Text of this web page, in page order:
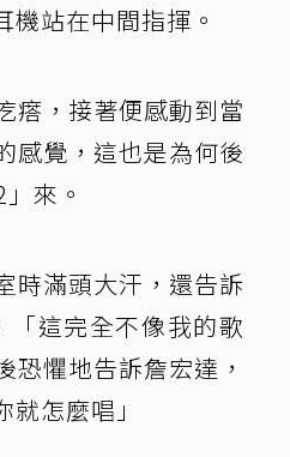
站在中間指揮。
瘩，接著便感動到當
感覺，這也是為何後
來。
時滿頭大汗，還告訴
這完全不像我的歌
懼地告訴詹宏達，
怎麼唱」